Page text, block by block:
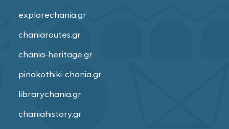
explorechania.gr
chaniaroutes.gr
chania-heritage.gr
pinakothiki-chania.gr
librarychania.gr
chaniahistory.gr